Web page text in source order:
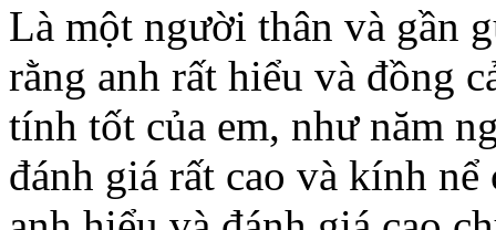
Là một người thân và gần
rằng anh rất hiểu và đồng
tính tốt của em, như năm
đánh giá rất cao và kính